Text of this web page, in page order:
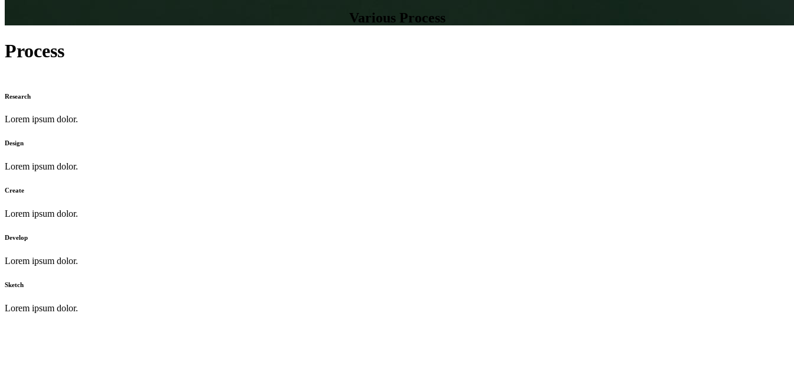
Process
Various Process
Research
Lorem ipsum dolor.
Design
Lorem ipsum dolor.
Create
Lorem ipsum dolor.
Develop
Lorem ipsum dolor.
Sketch
Lorem ipsum dolor.